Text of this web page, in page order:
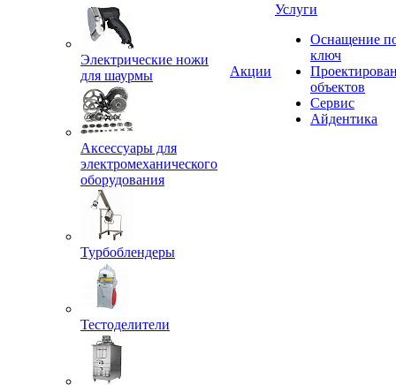
Электрические ножи
для шаурмы
Аксессуары для
электромеханического
оборудования
Турбоблендеры
Тестоделители
Акции
Услуги
Оснащение
ключ
объектов
Сервис
Айдентика